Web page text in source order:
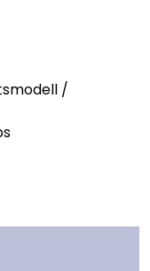
/